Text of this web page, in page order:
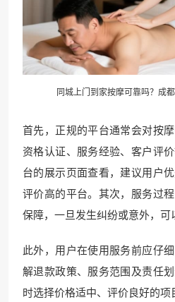
同城上门到家按摩可靠吗？成
首先，正规的平台通常会对按
资格认证、服务经验、客户评
台的展示页面查看，建议用户
评价高的平台。其次，服务过
保障，一旦发生纠纷或意外，可
此外，用户在使用服务前应仔
解退款政策、服务范围及责任
时选择价格适中、评价良好的项